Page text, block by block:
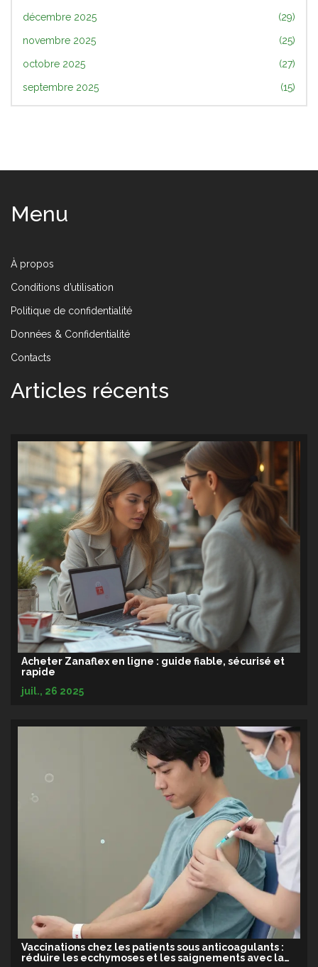
décembre 2025 (29)
novembre 2025 (25)
octobre 2025 (27)
septembre 2025 (15)
Menu
À propos
Conditions d’utilisation
Politique de confidentialité
Données & Confidentialité
Contacts
Articles récents
Acheter Zanaflex en ligne : guide fiable, sécurisé et
rapide
juil., 26 2025
Vaccinations chez les patients sous anticoagulants :
réduire les ecchymoses et les saignements avec la